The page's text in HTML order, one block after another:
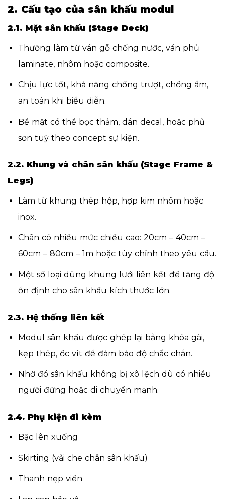
2. Cấu tạo của sân khấu modul
2.1. Mặt sân khấu (Stage Deck)
Thường làm từ ván gỗ chống nước, ván phủ
laminate, nhôm hoặc composite.
Chịu lực tốt, khả năng chống trượt, chống ẩm,
an toàn khi biểu diễn.
Bề mặt có thể bọc thảm, dán decal, hoặc phủ
sơn tuỳ theo concept sự kiện.
2.2. Khung và chân sân khấu (Stage Frame &
Legs)
Làm từ khung thép hộp, hợp kim nhôm hoặc
inox.
Chân có nhiều mức chiều cao: 20cm – 40cm –
60cm – 80cm – 1m hoặc tùy chỉnh theo yêu cầu.
Một số loại dùng khung lưới liên kết để tăng độ
ổn định cho sân khấu kích thước lớn.
2.3. Hệ thống liên kết
Modul sân khấu được ghép lại bằng khóa gài,
kẹp thép, ốc vít để đảm bảo độ chắc chắn.
Nhờ đó sân khấu không bị xô lệch dù có nhiều
người đứng hoặc di chuyển mạnh.
2.4. Phụ kiện đi kèm
Bậc lên xuống
Skirting (vải che chân sân khấu)
Thanh nẹp viền